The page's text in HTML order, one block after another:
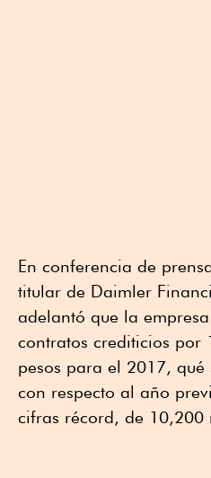
En conferencia de
titular de Daimler
adelantó que la
contratos crediticios por
pesos para el 2017,
con respecto al año
cifras récord, de 10,200